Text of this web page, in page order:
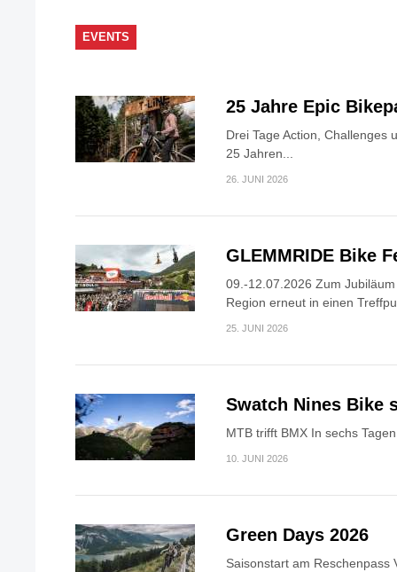
EVENTS
25 Jahre Epic
Drei Tage Action, Challenges
25 Jahren...
26. JUNI 2026
GLEMMRIDE Bike
09.-12.07.2026 Zum
Region erneut in einen
25. JUNI 2026
Swatch Nines Bike
MTB trifft BMX In sechs
10. JUNI 2026
Green Days 2026
Saisonstart am Reschenpass